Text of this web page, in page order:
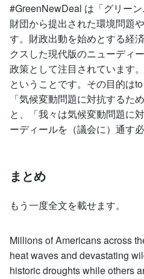
#GreenNewDeal は「グリー
財団から提出された環境問題
す。財政出動を始めとする経
クスした現代版のニューディ
政策として注目されています
ということです。その目的は
「気候変動問題に対抗するた
と、「我々は気候変動問題に
ーディールを（議会に）通す
まとめ
もう一度全文を載せます。
Millions of Americans across
heat waves and devastating
historic droughts while others